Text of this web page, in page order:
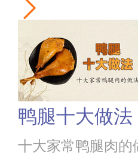
鸭腿十大做法
十大家常鸭腿肉